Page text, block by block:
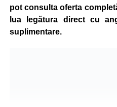
Reprezentanții
colaborarea cu
energetic pentru a contribui
pot consulta oferta
lua legătura direct cu
suplimentare.